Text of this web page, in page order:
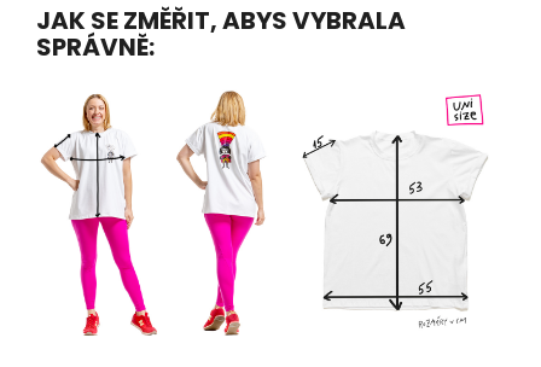
JAK SE ZMĚŘIT, ABYS VYBRALA
SPRÁVNĚ: